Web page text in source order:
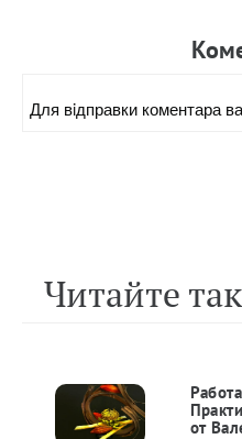
Для вiдправки коментара
Читайте
от